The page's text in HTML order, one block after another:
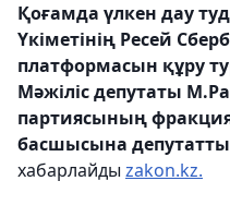
Қоғамда үлкен дау
Үкіметінің Ресей
платформасын құру
Мәжіліс депутаты
партиясының
басшысына
хабарлайды zakon.kz.